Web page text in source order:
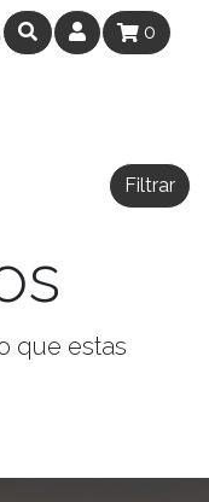
0
Filtrar
que estas